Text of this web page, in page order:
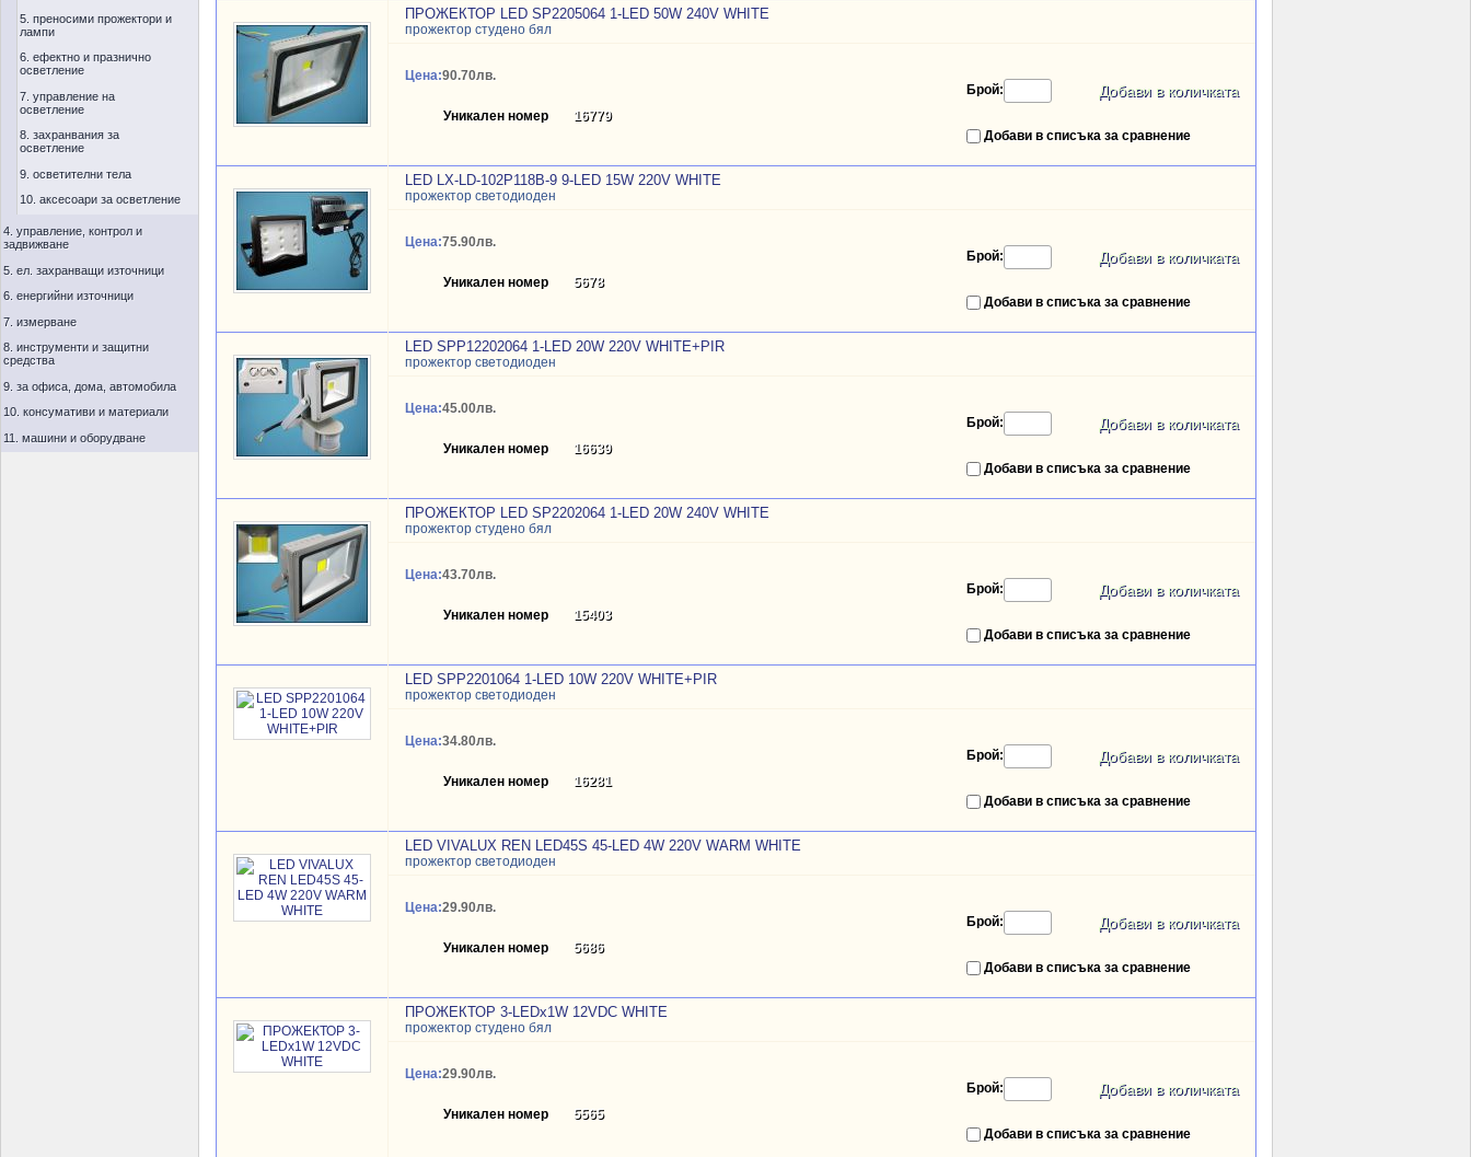
5. преносими прожектори и
лампи
6. ефектно и празнично
осветление
7. управление на
осветление
8. захранвания за
осветление
9. осветителни тела
10. аксесоари за осветление
4. управление, контрол и
задвижване
5. ел. захранващи източници
6. енергийни източници
7. измерване
8. инструменти и защитни
средства
9. за офиса, дома, автомобила
10. консумативи и материали
11. машини и оборудване
ПРОЖЕКТОР LED SP2205064 1-LED 50W 240V WHITE
прожектор студено бял
Брой:
Добави в списъка за сравнение
Цена:90.70лв.
Уникален номер 16779
LED LX-LD-102P118B-9 9-LED 15W 220V WHITE
прожектор светодиоден
Брой:
Добави в списъка за сравнение
Цена:75.90лв.
Уникален номер 5678
LED SPP12202064 1-LED 20W 220V WHITE+PIR
прожектор светодиоден
Брой:
Добави в списъка за сравнение
Цена:45.00лв.
Уникален номер 16639
ПРОЖЕКТОР LED SP2202064 1-LED 20W 240V WHITE
прожектор студено бял
Брой:
Добави в списъка за сравнение
Цена:43.70лв.
Уникален номер 15403
LED SPP2201064 1-LED 10W 220V WHITE+PIR
прожектор светодиоден
Брой:
Добави в списъка за сравнение
Цена:34.80лв.
Уникален номер 16281
LED VIVALUX REN LED45S 45-LED 4W 220V WARM WHITE
прожектор светодиоден
Брой:
Добави в списъка за сравнение
Цена:29.90лв.
Уникален номер 5686
ПРОЖЕКТОР 3-LEDx1W 12VDC WHITE
прожектор студено бял
Брой:
Добави в списъка за сравнение
Цена:29.90лв.
Уникален номер 5565